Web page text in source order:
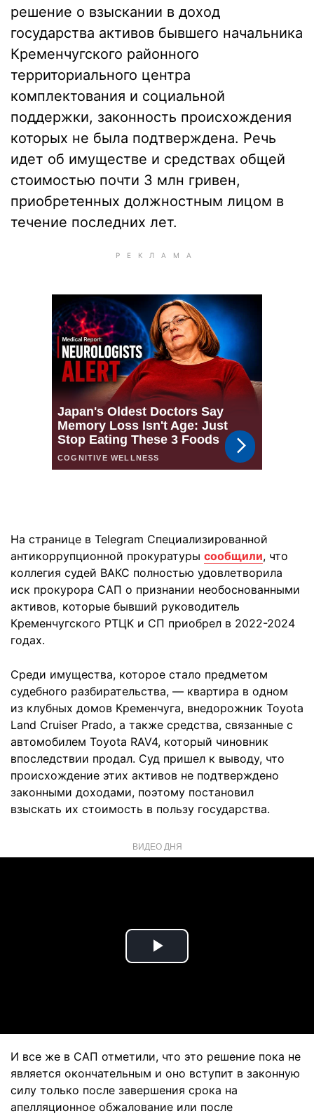
решение о взыскании в доход
государства активов бывшего начальника
Кременчугского районного
территориального центра
комплектования и социальной
поддержки, законность происхождения
которых не была подтверждена. Речь
идет об имуществе и средствах общей
стоимостью почти 3 млн гривен,
приобретенных должностным лицом в
течение последних лет.
На странице в Telegram Специализированной
антикоррупционной прокуратуры сообщили, что
коллегия судей ВАКС полностью удовлетворила
иск прокурора САП о признании необоснованными
активов, которые бывший руководитель
Кременчугского РТЦК и СП приобрел в 2022-2024
годах.
Среди имущества, которое стало предметом
судебного разбирательства, — квартира в одном
из клубных домов Кременчуга, внедорожник Toyota
Land Cruiser Prado, а также средства, связанные с
автомобилем Toyota RAV4, который чиновник
впоследствии продал. Суд пришел к выводу, что
происхождение этих активов не подтверждено
законными доходами, поэтому постановил
взыскать их стоимость в пользу государства.
ВИДЕО ДНЯ
Play
И все же в САП отметили, что это решение пока не
является окончательным и оно вступит в законную
силу только после завершения срока на
апелляционное обжалование или после